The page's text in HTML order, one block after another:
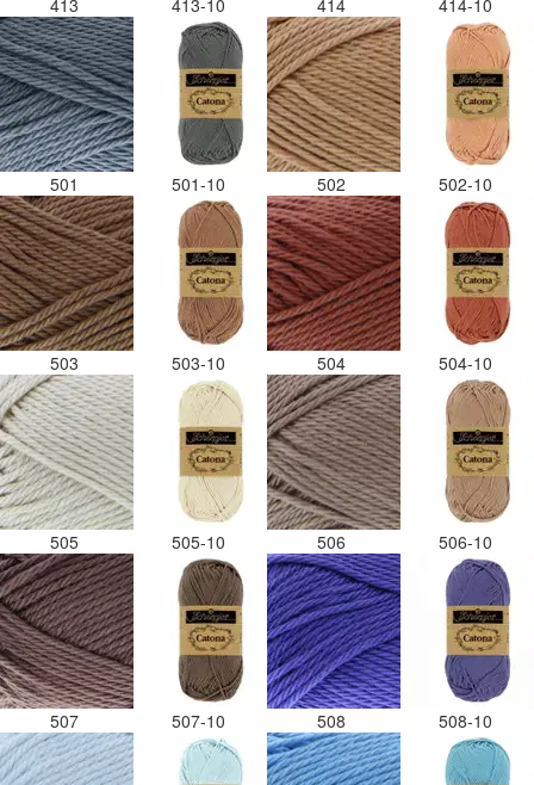
413 413-10 414 414-10
501 501-10 502 502-10
503 503-10 504 504-10
505 505-10 506 506-10
507 507-10 508 508-10